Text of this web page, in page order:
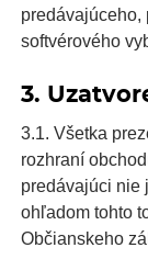
predávajúceho,
softvérového
3.
3.1. Všetka
rozhraní
predávajúci nie
ohľadom tohto
Občianskeho